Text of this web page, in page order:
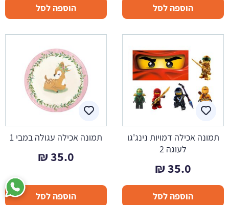
הוספה לסל הוספה לסל
תמונה אכילה דמויות נינג'גו
לעוגה 2
35.0
₪
הוספה לסל
תמונה אכילה עגולה במבי 1
35.0
₪
הוספה לסל